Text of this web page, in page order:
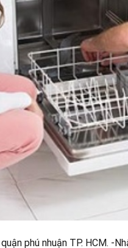
phú nhuận TP. HCM. -